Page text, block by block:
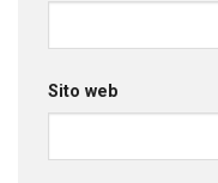
Sito web